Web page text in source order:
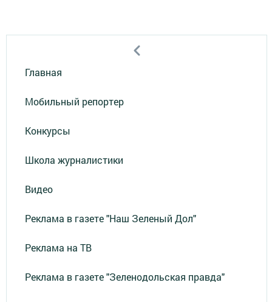
Главная
Мобильный репортер
Конкурсы
Школа журналистики
Видео
Реклама в газете "Наш Зеленый Дол"
Реклама на ТВ
Реклама в газете "Зеленодольская правда"